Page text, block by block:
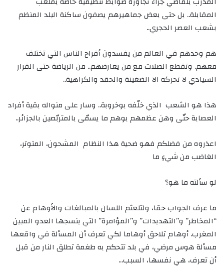
المقابلة.. بل حتى بعض جماهيرهم يصفون ساكنة البلد المنظم
بشعب العصر الحجري..
هم وحدهم في العالم من يفسدون أفراح الناس التي تختلف
معهم. وتقطع الصلات مع من يعارضهم.. من الرياضة حتى القرار
السيادي لا تحركه الا الضغينة والحقد والكراهية..
هذا هو الشعب الذي خلّفه بوخروبة.. وسار على منواله بقية أفراد
العصابة حتّى وهن عظمهم بوهم ما يسمّى بالمتربّصين بالجزائر..
اعذروه من فضلكم فهو ضحية هذا النظام المشحون، المتوتر،
الغاضب من شيءٍ ما
لو سألته ما هو؟
ما عرف الجواب حقا، ولتلعثم اللسان بالمبالغات والأوهام عن
“المخاطر” و”التهديدات” و”المؤامرة” التي ينسجها العدو المبين
المغرب. أوهام تلاحق أوهاما لكي تعرف أن المسألة في واقعها
مسألة هوس مرضي، في بلد تتحكم به طغمة تطلق النار من قبل
أن تعرف، هي نفسها، السبب…